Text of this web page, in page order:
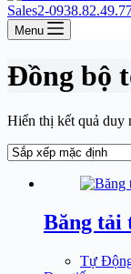
Sales2-
Menu
Đồng bộ
Hiển thị kết quả duy
Băng tải
Tự